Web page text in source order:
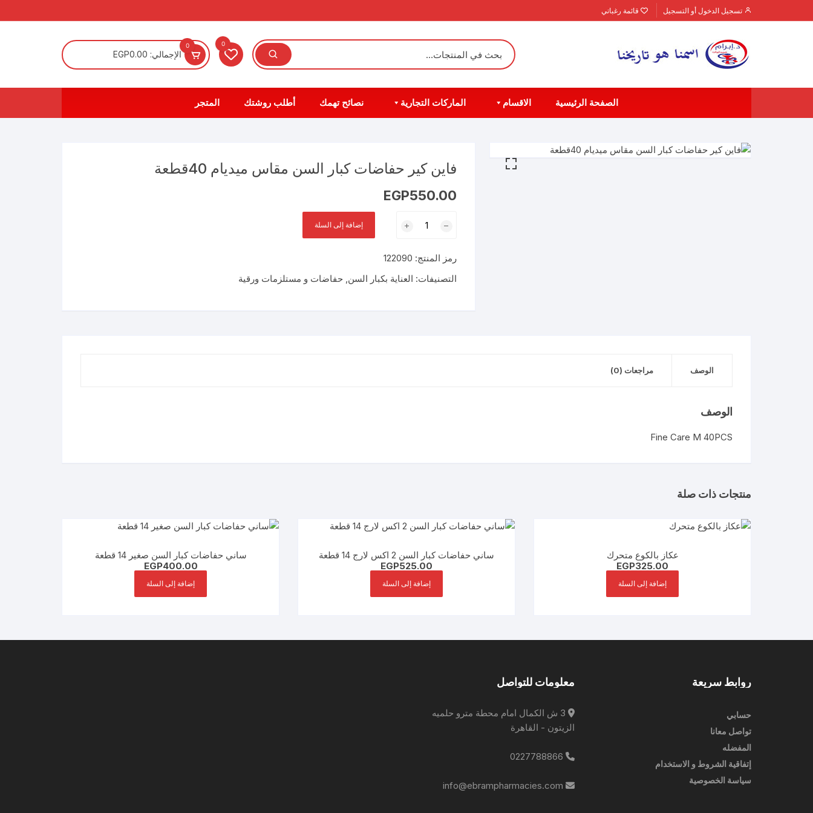
إلى
تسجيل الدخول أو التسجيل قائمة رغباتي
0
0
الإجمالي: EGP0.00
الصفحة الرئيسية الاقسام الماركات التجارية نصائح تهمك أطلب روشتك المتجر
فاين كير حفاضات كبار السن مقاس ميديام 40قطعة
EGP550.00
حفاضات
كبار
إضافة إلى السلة
رمز المنتج: 122090
التصنيفات: العناية بكبار السن, حفاضات و مستلزمات ورقية
الوصف مراجعات (0)
الوصف
Fine Care M 40PCS
منتجات ذات صلة
عكاز بالكوع متحرك
EGP325.00
إضافة إلى السلة
ساني حفاضات كبار السن 2 اكس لارج 14 قطعة
EGP525.00
إضافة إلى السلة
ساني حفاضات كبار السن صغير 14 قطعة
EGP400.00
إضافة إلى السلة
روابط سريعة
حسابي
تواصل معانا
المفضله
إتفاقية الشروط و الاستخدام
سياسة الخصوصية
معلومات للتواصل
3 ش الكمال امام محطة مترو حلميه
الزيتون - القاهرة